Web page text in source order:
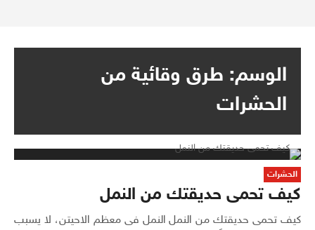
الوسم: طرق وقائية من
الحشرات
الحشرات
كيف تحمى حديقتك من النمل
كيف تحمى حديقتك من النمل النمل فى معظم الاحيتن، لا يسبب